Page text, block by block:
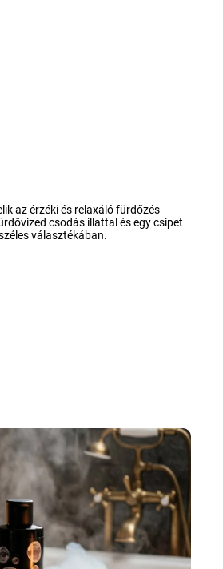
azérzéki és relaxáló fürdőzés
csodás illattal és egy csipet
választékában.